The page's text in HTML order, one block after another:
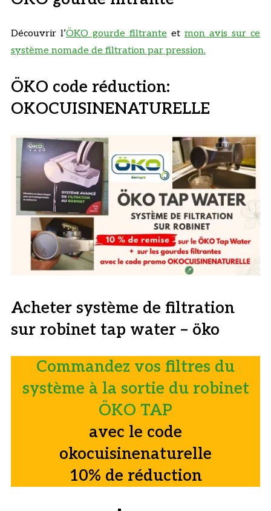
Découvrir l’ÖKO gourde filtrante etmon avis sur ce
système nomade de filtration par pression.
ÖKO code réduction:
OKOCUISINENATURELLE
Acheter système de filtration
sur robinet tap water – öko
Commandez vos filtres du
système à la sortie du robinet
ÖKO TAP
avec le code
okocuisinenaturelle
10% de réduction